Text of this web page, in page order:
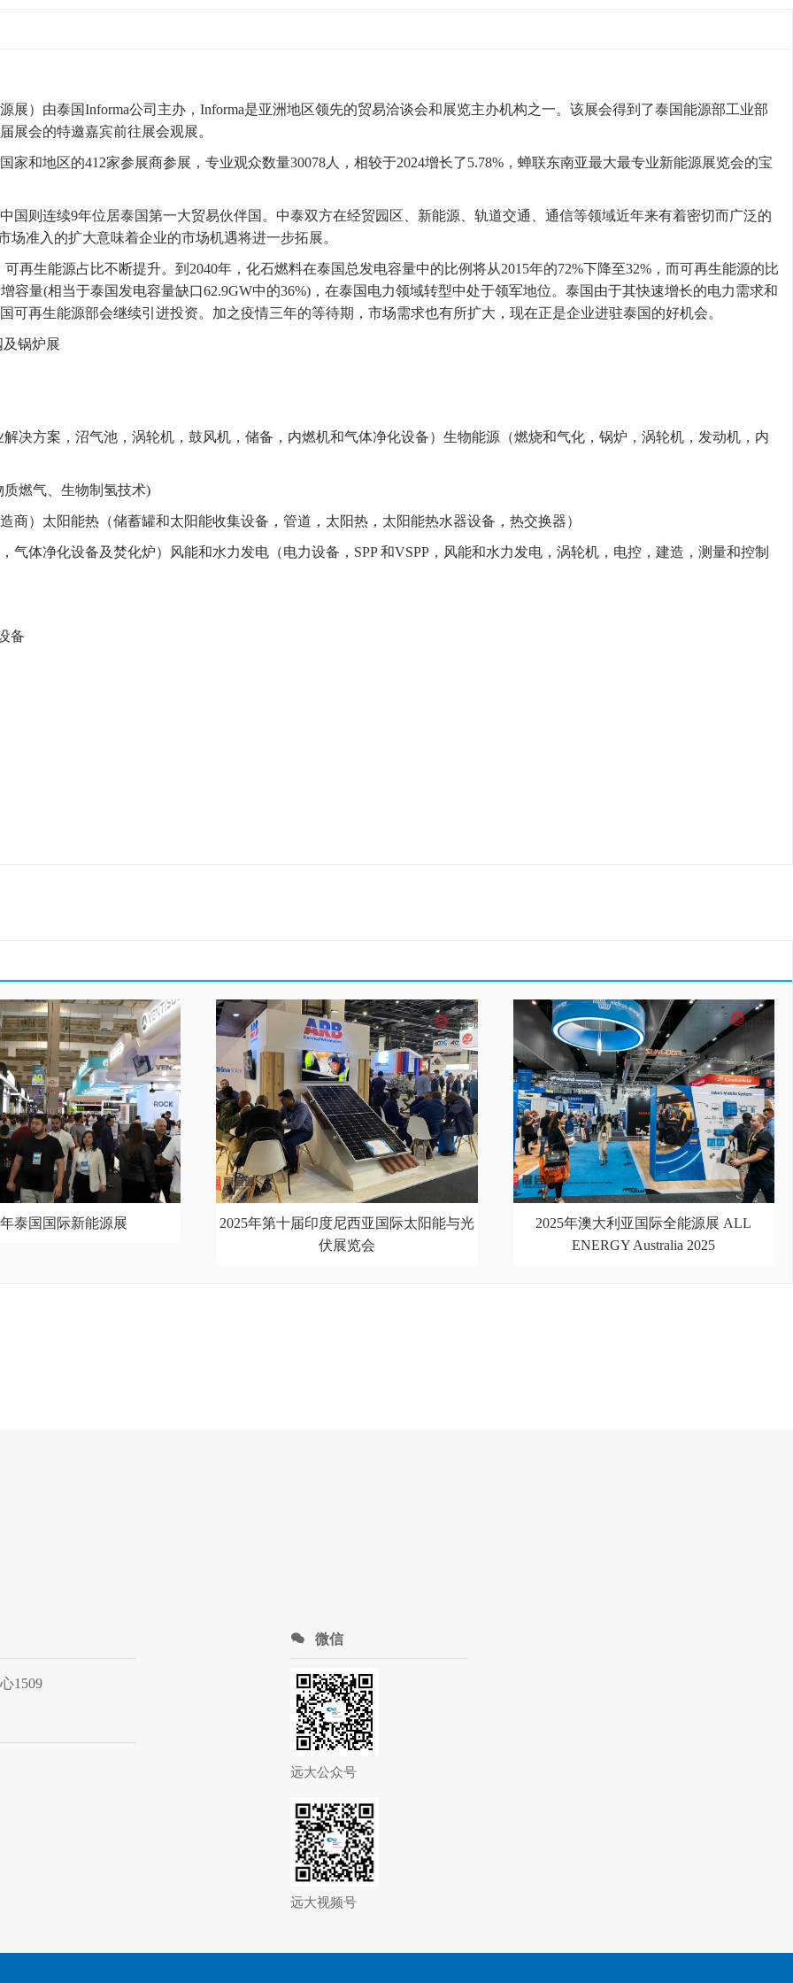
）由泰国Informa公司主办，Informa是亚洲地区领先的贸易洽谈会和展览主办机构之一。该展会得到了泰国能源部工业部
展会的特邀嘉宾前往展会观展。
家和地区的412家参展商参展，专业观众数量30078人，相较于2024增长了5.78%，蝉联东南亚最大最专业新能源展览会的宝
国则连续9年位居泰国第一大贸易伙伴国。中泰双方在经贸园区、新能源、轨道交通、通信等领域近年来有着密切而广泛的
准入的扩大意味着企业的市场机遇将进一步拓展。
再生能源占比不断提升。到2040年，化石燃料在泰国总发电容量中的比例将从2015年的72%下降至32%，而可再生能源的比
容量(相当于泰国发电容量缺口62.9GW中的36%)，在泰国电力领域转型中处于领军地位。泰国由于其快速增长的电力需求和
再生能源部会继续引进投资。加之疫情三年的等待期，市场需求也有所扩大，现在正是企业进驻泰国的好机会。
锅炉展
决方案，沼气池，涡轮机，鼓风机，储备，内燃机和气体净化设备）生物能源（燃烧和气化，锅炉，涡轮机，发动机，内
燃气、生物制氢技术)
）太阳能热（储蓄罐和太阳能收集设备，管道，太阳热，太阳能热水器设备，热交换器）
体净化设备及焚化炉）风能和水力发电（电力设备，SPP 和VSPP，风能和水力发电，涡轮机，电控，建造，测量和控制
备
泰国国际新能源展
2025年第十届印度尼西亚国际太阳能与光
伏展览会
2025年澳大利亚国际全能源展 ALL
ENERGY Australia 2025
1509
微信
远大公众号
远大视频号